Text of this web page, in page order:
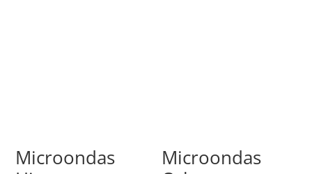
Microondas
Microondas